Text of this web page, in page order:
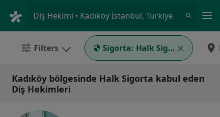
Diş Hekimi • Kadıköy İstanbul, Türkiye
Filters Sigorta: Halk Sigorta
Kadıköy bölgesinde Halk Sigorta kabul eden
Diş Hekimleri